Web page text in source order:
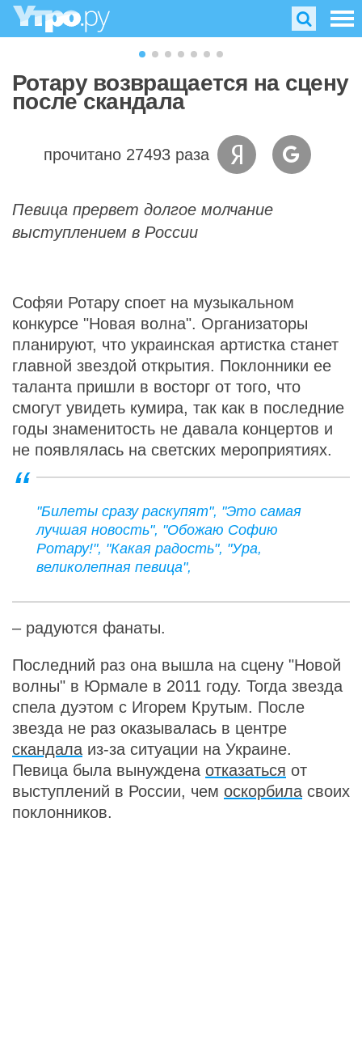
Ротару возвращается на сцену
после скандала
прочитано 27493 раза
Певица прервет долгое молчание
выступлением в России
Софяи Ротару споет на музыкальном
конкурсе "Новая волна". Организаторы
планируют, что украинская артистка станет
главной звездой открытия. Поклонники ее
таланта пришли в восторг от того, что
смогут увидеть кумира, так как в последние
годы знаменитость не давала концертов и
не появлялась на светских мероприятиях.
"Билеты сразу раскупят", "Это самая
лучшая новость", "Обожаю Софию
Ротару!", "Какая радость", "Ура,
великолепная певица",
– радуются фанаты.
Последний раз она вышла на сцену "Новой
волны" в Юрмале в 2011 году. Тогда звезда
спела дуэтом с Игорем Крутым. После
звезда не раз оказывалась в центре
скандала из-за ситуации на Украине.
Певица была вынуждена отказаться от
выступлений в России, чем оскорбила своих
поклонников.